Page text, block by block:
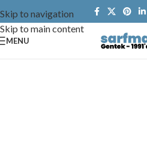
Skip to navigation
Skip to main content
MENU